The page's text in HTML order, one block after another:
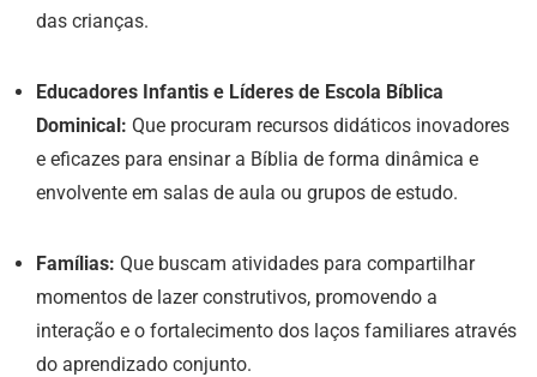
das crianças.
Educadores Infantis e Líderes de Escola Bíblica
Dominical: Que procuram recursos didáticos inovadores
e eficazes para ensinar a Bíblia de forma dinâmica e
envolvente em salas de aula ou grupos de estudo.
Famílias: Que buscam atividades para compartilhar
momentos de lazer construtivos, promovendo a
interação e o fortalecimento dos laços familiares através
do aprendizado conjunto.